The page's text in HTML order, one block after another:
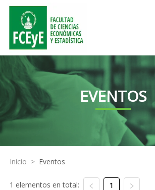
EVENTOS
Inicio > Eventos
1 elementos en total: 1